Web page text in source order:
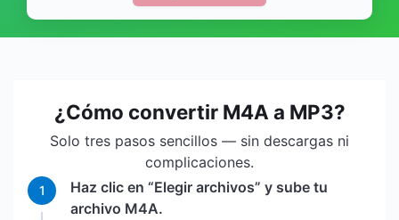
¿Cómo convertir M4A a MP3?
Solo tres pasos sencillos — sin descargas ni
complicaciones.
1
Haz clic en “Elegir archivos” y sube tu
archivo M4A.